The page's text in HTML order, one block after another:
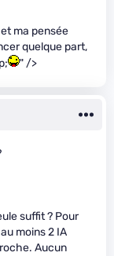
ma pensée
quelque part,
" />
suffit ? Pour
moins 2 IA
Aucun